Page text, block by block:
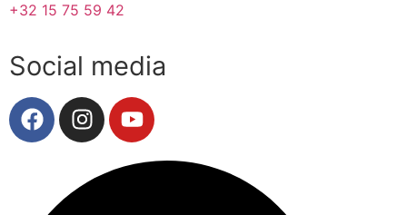
+32 15 75 59 42
Social media